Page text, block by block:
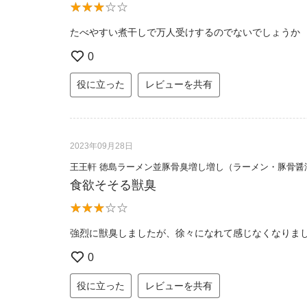
たべやすい煮干しで万人受けするのでないでしょうか
0
役に立った レビューを共有
2023年09月28日
王王軒 徳島ラーメン並豚骨臭増し増し（ラーメン・豚骨醤
食欲そそる獣臭
強烈に獣臭しましたが、徐々になれて感じなくなりまし
0
役に立った レビューを共有